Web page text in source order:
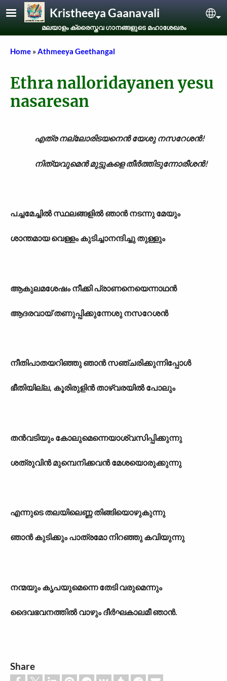
Skip to main contentKristheeya Gaanavali
മലയാളം ക്രൈസ്തവ ഗാനങ്ങളുടെ മഹാശേഖരം
Breadcrumb
Home Athmeeya Geethangal
Ethra nalloridayanen yesu
nasaresan
എത്ര നല്ലോരിടയനെൻ യേശു നസറേശൻ!
നിത്യവുമെൻ മുട്ടുകളെ തീർത്തിടുന്നോരീശൻ!
പച്ചമേച്ചിൽ സ്ഥലങ്ങളിൽ ഞാൻ നടന്നു മേയും
ശാന്തമായ വെള്ളം കുടിച്ചാനന്ദിച്ചു തുള്ളും
ആകുലമശേഷം നീക്കി പ്രാണനെയെന്നാഥൻ
ആദരവായ് തണുപ്പിക്കുന്നേശു നസറേശൻ
നീതിപാതയറിഞ്ഞു ഞാൻ സഞ്ചരിക്കുന്നിപ്പോൾ
ഭീതിയില്ല, കൂരിരുളിൻ താഴ്വരയിൽ പോലും
തൻവടിയും കോലുമെന്നെയാശ്വസിപ്പിക്കുന്നു
ശത്രുവിൻ മുമ്പെനിക്കവൻ മേശയൊരുക്കുന്നു
എന്നുടെ തലയിലെണ്ണ തിങ്ങിയൊഴുകുന്നു
ഞാൻ കുടിക്കും പാത്രമോ നിറഞ്ഞു കവിയുന്നു
നന്മയും കൃപയുമെന്നെ തേടി വരുമെന്നും
ദൈവഭവനത്തിൽ വാഴും ദീർഘകാലമീ ഞാൻ.
Share